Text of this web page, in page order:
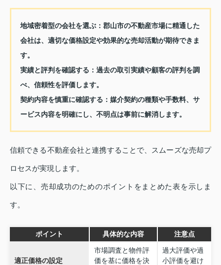
地域密着型の会社を選ぶ： 郡山市の不動産市場に精通した
会社は、適切な価格設定や効果的な売却活動が期待できま
す。
実績と評判を確認する： 過去の取引実績や顧客の評判を調
べ、信頼性を評価します。
契約内容を慎重に確認する： 媒介契約の種類や手数料、サ
ービス内容を明確にし、不明点は事前に解消します。
信頼できる不動産会社と連携することで、スムーズな売却プ
ロセスが実現します。
以下に、売却成功のためのポイントをまとめた表を示しま
す。
ポイント 具体的な内容 注意点
適正価格の設定
市場調査と物件評
価を基に価格を決
過大評価や過
小評価を避け